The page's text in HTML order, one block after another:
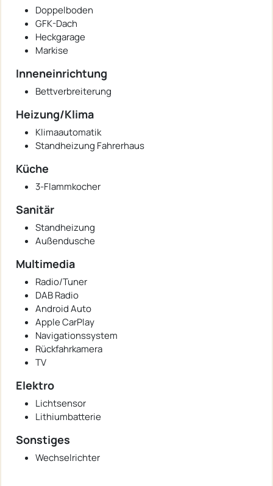
Doppelboden
GFK-Dach
Heckgarage
Markise
Inneneinrichtung
Bettverbreiterung
Heizung/Klima
Klimaautomatik
Standheizung Fahrerhaus
Küche
3-Flammkocher
Sanitär
Standheizung
Außendusche
Multimedia
Radio/Tuner
DAB Radio
Android Auto
Apple CarPlay
Navigationssystem
Rückfahrkamera
TV
Elektro
Lichtsensor
Lithiumbatterie
Sonstiges
Wechselrichter